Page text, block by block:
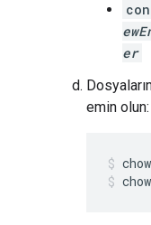
er
emin olun: